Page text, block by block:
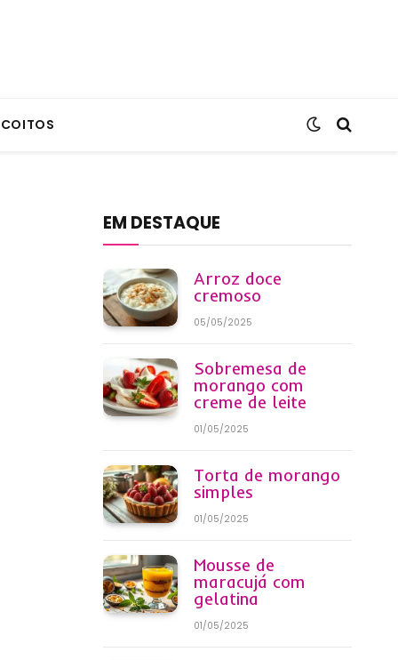
EM DESTAQUE
Arroz doce
cremoso
05/05/2025
Sobremesa de
morango com
creme de leite
01/05/2025
Torta de morango
simples
01/05/2025
Mousse de
maracujá com
gelatina
01/05/2025